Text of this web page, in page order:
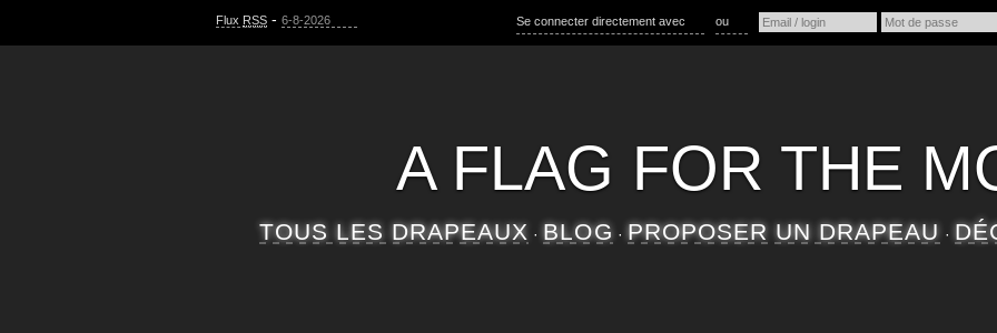
Se connecter directement avec ou
Flux RSS - 6-8-2026
A FLAG FOR THE
TOUS LES DRAPEAUX · BLOG · PROPOSER UN DRAPEAU ·